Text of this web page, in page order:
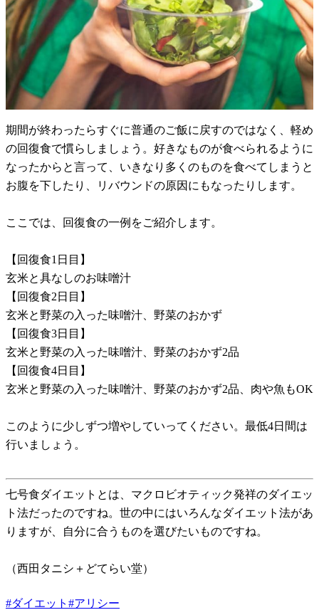
期間が終わったらすぐに普通のご飯に戻すのではなく、軽め
の回復食で慣らしましょう。好きなものが食べられるように
なったからと言って、いきなり多くのものを食べてしまうと
お腹を下したり、リバウンドの原因にもなったりします。
ここでは、回復食の一例をご紹介します。
【回復食1日目】
玄米と具なしのお味噌汁
【回復食2日目】
玄米と野菜の入った味噌汁、野菜のおかず
【回復食3日目】
玄米と野菜の入った味噌汁、野菜のおかず2品
【回復食4日目】
玄米と野菜の入った味噌汁、野菜のおかず2品、肉や魚もOK
このように少しずつ増やしていってください。最低4日間は
行いましょう。
七号食ダイエットとは、マクロビオティック発祥のダイエッ
ト法だったのですね。世の中にはいろんなダイエット法があ
りますが、自分に合うものを選びたいものですね。
（西田タニシ＋どてらい堂）
#ダイエット #アリシー